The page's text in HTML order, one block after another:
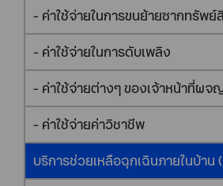
- ค่าใช้จ่ายในการขนย้ายซากทรัพย์
- ค่าใช้จ่ายในการดับเพลิง
- ค่าใช้จ่ายต่างๆ ของเจ้าหน้าที่ผจ
- ค่าใช้จ่ายค่าวิชาชีพ
บริการช่วยเหลือฉุกเฉินภายในบ้าน